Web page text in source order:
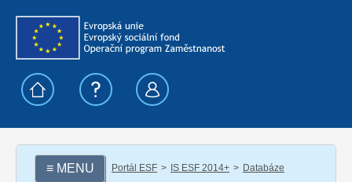
≡ MENU Portál ESF IS ESF 2014+
Databáze